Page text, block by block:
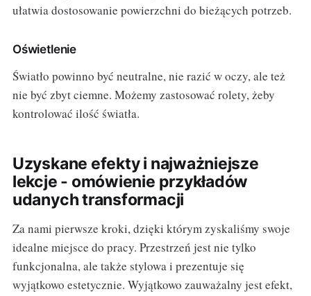
ułatwia dostosowanie powierzchni do bieżących potrzeb.
Oświetlenie
Światło powinno być neutralne, nie razić w oczy, ale też
nie być zbyt ciemne. Możemy zastosować rolety, żeby
kontrolować ilość światła.
Uzyskane efekty i najważniejsze
lekcje - omówienie przykładów
udanych transformacji
Za nami pierwsze kroki, dzięki którym zyskaliśmy swoje
idealne miejsce do pracy. Przestrzeń jest nie tylko
funkcjonalna, ale także stylowa i prezentuje się
wyjątkowo estetycznie. Wyjątkowo zauważalny jest efekt,